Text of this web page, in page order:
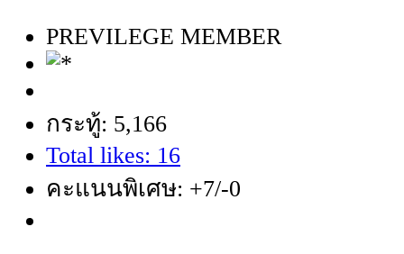
PREVILEGE MEMBER
กระทู้: 5,166
Total likes: 16
คะแนนพิเศษ: +7/-0